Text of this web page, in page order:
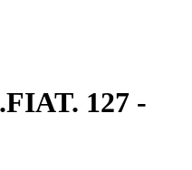
127 -